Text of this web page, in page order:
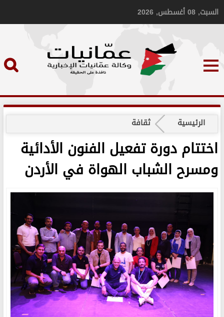
السبت, 08 أغسطس, 2026
الرئيسية ثقافة
اختتام دورة تفعيل الفنون الأدائية
ومسرح الشباب الهواة في الأردن